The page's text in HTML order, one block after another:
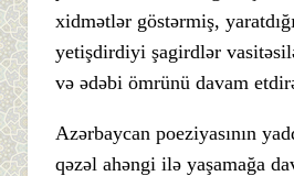
xidmətlər göstərmiş,
yetişdirdiyi şagirdlər
və ədəbi ömrünü davam
Azərbaycan poeziyasının
qəzəl ahəngi ilə yaşamağa